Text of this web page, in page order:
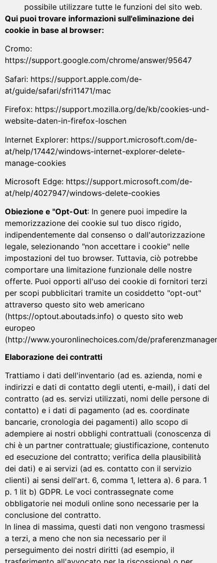
possibile utilizzare tutte le funzioni del sito web.
Qui puoi trovare informazioni sull'eliminazione dei
cookie in base al browser:
Cromo:
https://support.google.com/chrome/answer/95647
Safari: https://support.apple.com/de-
at/guide/safari/sfri11471/mac
Firefox: https://support.mozilla.org/de/kb/cookies-und-
website-daten-in-firefox-loschen
Internet Explorer: https://support.microsoft.com/de-
at/help/17442/windows-internet-explorer-delete-
manage-cookies
Microsoft Edge: https://support.microsoft.com/de-
at/help/4027947/windows-delete-cookies
Obiezione e "Opt-Out: In genere puoi impedire la
memorizzazione dei cookie sul tuo disco rigido,
indipendentemente dal consenso o dall'autorizzazione
legale, selezionando "non accettare i cookie" nelle
impostazioni del tuo browser. Tuttavia, ciò potrebbe
comportare una limitazione funzionale delle nostre
offerte. Puoi opporti all'uso dei cookie di fornitori terzi
per scopi pubblicitari tramite un cosiddetto "opt-out"
attraverso questo sito web americano
(https://optout.aboutads.info) o questo sito web
europeo
(http://www.youronlinechoices.com/de/
Elaborazione dei contratti
Trattiamo i dati dell'inventario (ad es. azienda, nomi e
indirizzi e dati di contatto degli utenti, e-mail), i dati del
contratto (ad es. servizi utilizzati, nomi delle persone di
contatto) e i dati di pagamento (ad es. coordinate
bancarie, cronologia dei pagamenti) allo scopo di
adempiere ai nostri obblighi contrattuali (conoscenza di
chi è un partner contrattuale; giustificazione, contenuto
ed esecuzione del contratto; verifica della plausibilità
dei dati) e ai servizi (ad es. contatto con il servizio
clienti) ai sensi dell'art. 6, comma 1, lettera a). 6 para. 1
p. 1 lit b) GDPR. Le voci contrassegnate come
obbligatorie nei moduli online sono necessarie per la
conclusione del contratto.
In linea di massima, questi dati non vengono trasmessi
a terzi, a meno che non sia necessario per il
perseguimento dei nostri diritti (ad esempio, il